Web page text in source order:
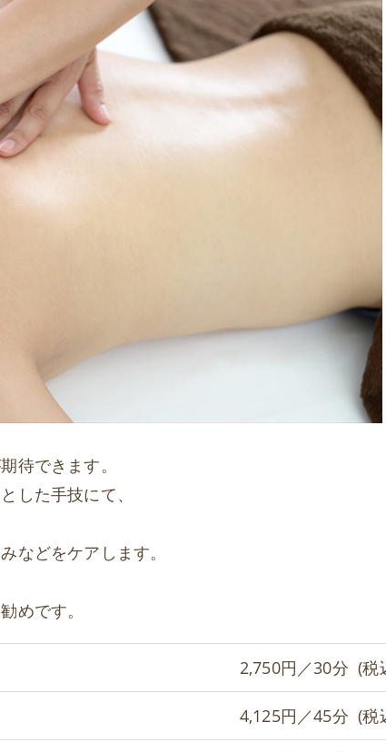
待できます。
した手技にて、
などをケアします。
めです。
2,750円／30分 (税
4,125円／45分 (税